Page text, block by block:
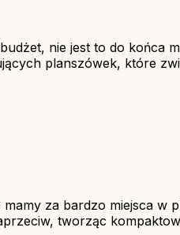
nie jest to do końca
planszówek, które
za bardzo miejsca w
tworząc